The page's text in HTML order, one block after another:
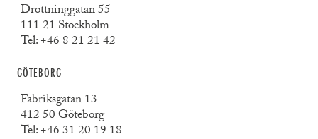
Drottninggatan 55
111 21 Stockholm
Tel:+46 8 21 21 42
GÖTEBORG
Fabriksgatan 13
412 50 Göteborg
Tel:+46 31 20 19 18